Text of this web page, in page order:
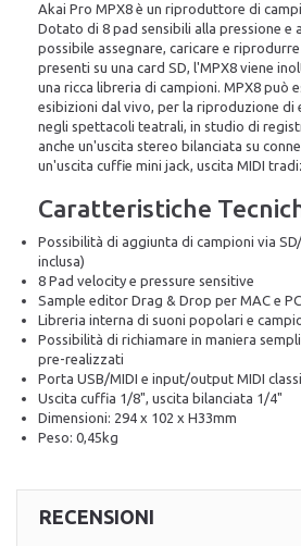
Akai Pro MPX8 è un riproduttore di
Dotato di 8 pad sensibili alla pressione e
possibile assegnare, caricare e
presenti su una card SD, l'MPX8 viene
una ricca libreria di campioni. MPX8 può
esibizioni dal vivo, per la riproduzione di
negli spettacoli teatrali, in studio di
anche un'uscita stereo bilanciata su
un'uscita cuffie mini jack, uscita MIDI
Caratteristiche
Possibilità di aggiunta di campioni via
inclusa)
8 Pad velocity e pressure sensitive
Sample editor Drag & Drop per MAC e
Libreria interna di suoni popolari e
Possibilità di richiamare in maniera
pre-realizzati
Porta USB/MIDI e input/output MIDI
Uscita cuffia 1/8", uscita bilanciata 1/4"
Dimensioni: 294 x 102 x H33mm
Peso: 0,45kg
RECENSIONI